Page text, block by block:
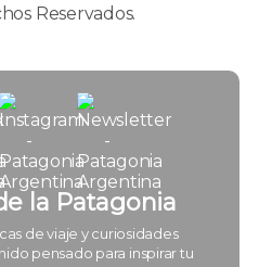
Reservados.
la Patagonia
de viaje y curiosidades
pensado para inspirar tu